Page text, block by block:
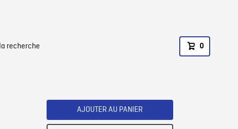
recherche 0
AJOUTER AU PANIER